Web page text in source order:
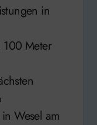
in
Meter
Wesel am